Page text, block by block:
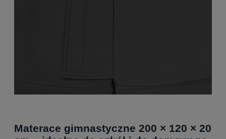
Materace gimnastyczne 200 × 120 × 20